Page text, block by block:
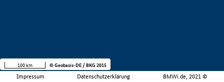
Impressum Datenschutzerklärung BMWi.de, 2021 ©
100 km © Geobasis-DE / BKG 2015